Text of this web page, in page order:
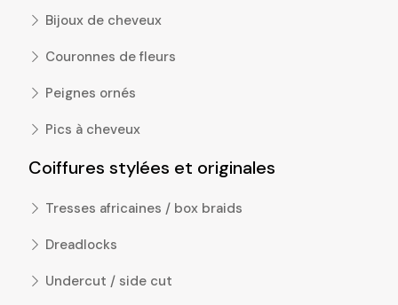
Bijoux de cheveux
Couronnes de fleurs
Peignes ornés
Pics à cheveux
Coiffures stylées et originales
Tresses africaines / box braids
Dreadlocks
Undercut / side cut